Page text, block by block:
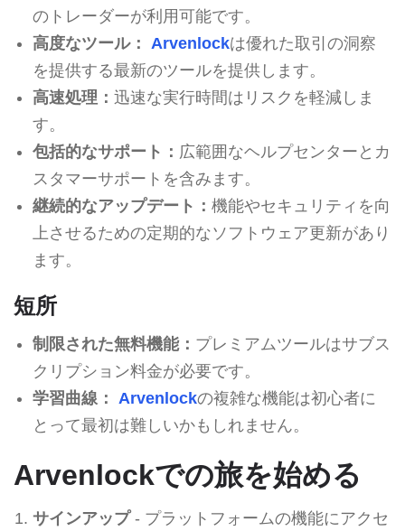
のトレーダーが利用可能です。
高度なツール：
Arvenlockは優れた取引の洞察
を提供する最新のツールを提供します。
高速処理： 迅速な実行時間はリスクを軽減しま
す。
包括的なサポート： 広範囲なヘルプセンターとカ
スタマーサポートを含みます。
継続的なアップデート： 機能やセキュリティを向
上させるための定期的なソフトウェア更新があり
ます。
短所
制限された無料機能： プレミアムツールはサブス
クリプション料金が必要です。
学習曲線：
Arvenlockの複雑な機能は初心者に
とって最初は難しいかもしれません。
Arvenlockでの旅を始める
サインアップ- プラットフォームの機能にアクセ